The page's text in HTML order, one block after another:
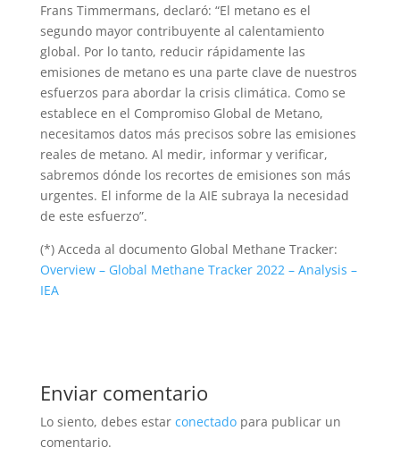
Frans Timmermans, declaró: “El metano es el
segundo mayor contribuyente al calentamiento
global. Por lo tanto, reducir rápidamente las
emisiones de metano es una parte clave de nuestros
esfuerzos para abordar la crisis climática. Como se
establece en el Compromiso Global de Metano,
necesitamos datos más precisos sobre las emisiones
reales de metano. Al medir, informar y verificar,
sabremos dónde los recortes de emisiones son más
urgentes. El informe de la AIE subraya la necesidad
de este esfuerzo”.
(*) Acceda al documento Global Methane Tracker:
Overview – Global Methane Tracker 2022 – Analysis –
IEA
Enviar comentario
Lo siento, debes estar conectadopara publicar un
comentario.